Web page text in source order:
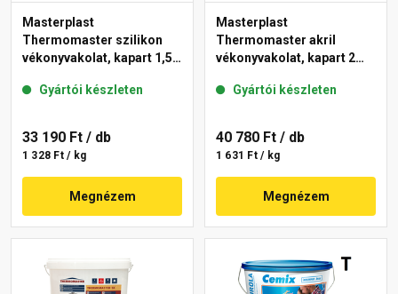
Masterplast
Thermomaster szilikon
vékonyvakolat, kapart 1,5
Gyártói készleten
33 190 Ft / db
1 328 Ft / kg
Megnézem
Masterplast
Thermomaster akril
vékonyvakolat, kapart 2
Gyártói készleten
40 780 Ft / db
1 631 Ft / kg
Megnézem